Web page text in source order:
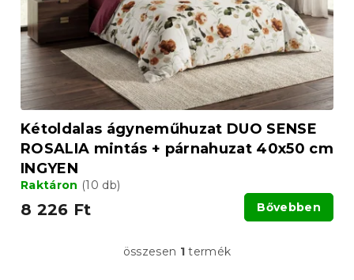
é
Kétoldalas ágyneműhuzat DUO SENSE
ROSALIA mintás + párnahuzat 40x50 cm
INGYEN
Raktáron (10 db)
8 226 Ft Bővebben
L
összesen 1 termék